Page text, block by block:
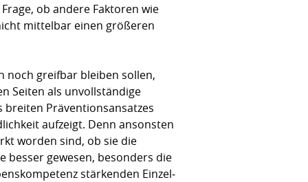
ob andere Faktoren wie
mittelbar einen größeren
noch greifbar bleiben sollen,
Seiten als unvollständige
breiten Präventions­ansatzes
aufzeigt. Denn ansonsten
worden sind, ob sie die
besser gewesen, besonders die
stärkenden Einzel­